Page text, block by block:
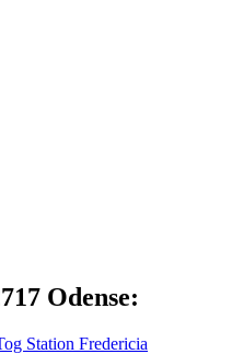
Odense:
Station Fredericia